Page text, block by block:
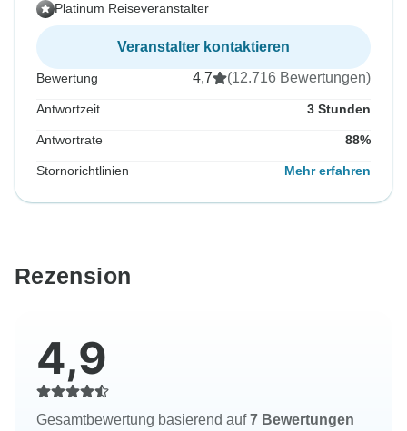
Platinum Reiseveranstalter
Veranstalter kontaktieren
Bewertung 4,7 (12.716 Bewertungen)
Antwortzeit 3 Stunden
Antwortrate 88%
Stornorichtlinien Mehr erfahren
Rezension
4,9
Gesamtbewertung basierend auf7 Bewertungen